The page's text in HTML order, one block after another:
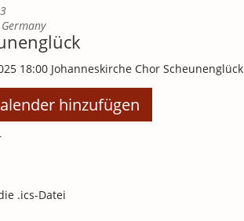
Germany
18:00Johanneskirche Chor Scheunenglück
hinzufügen
.ics-Datei